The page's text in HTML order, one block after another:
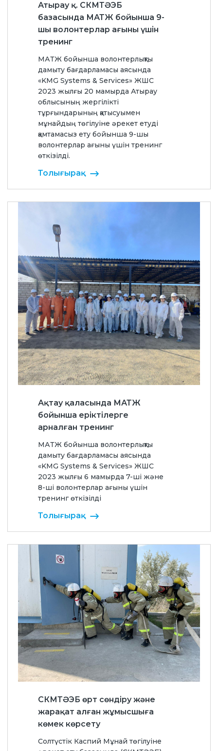
Атырау қ. СКМТӘЭБ
базасында МАТЖ бойынша 9-
шы волонтерлар ағыны үшін
тренинг
МАТЖ бойынша волонтерлықты
дамыту бағдарламасы аясында
«KMG Systems & Services» ЖШС
2023 жылғы 20 мамырда Атырау
облысының жергілікті
тұрғындарының қатысуымен
мұнайдың төгілуіне әрекет етуді
қамтамасыз ету бойынша 9-шы
волонтерлар ағыны үшін тренинг
өткізілді.
Толығырақ
Ақтау қаласында МАТЖ
бойынша еріктілерге
арналған тренинг
МАТЖ бойынша волонтерлықты
дамыту бағдарламасы аясында
«KMG Systems & Services» ЖШС
2023 жылғы 6 мамырда 7-ші және
8-ші волонтерлар ағыны үшін
тренинг өткізілді
Толығырақ
СКМТӘЭБ өрт сөндіру және
жарақат алған жұмысшыға
көмек көрсету
Солтүстік Каспий Мұнай төгілуіне